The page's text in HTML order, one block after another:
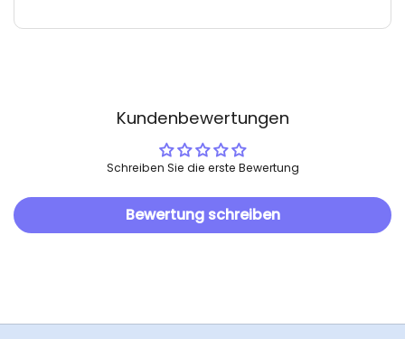
Kundenbewertungen
Schreiben Sie die erste Bewertung
Bewertung schreiben